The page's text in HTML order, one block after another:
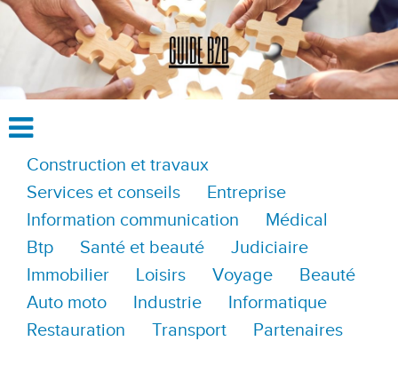
Construction et travaux
Services et conseils
Entreprise
Information communication
Médical
Btp
Santé et beauté
Judiciaire
Immobilier
Loisirs Voyage
Beauté
Auto moto
Industrie
Informatique
Restauration
Transport Partenaires